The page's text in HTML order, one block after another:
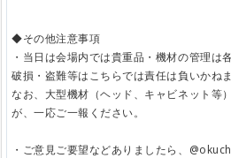
◆その他注意事項
・当日は会場内では貴重品・機材の管理は
破損・盗難等はこちらでは責任は負いかねま
なお、大型機材（ヘッド、キャビネット等
が、一応ご一報ください。
・ご意見ご要望などありましたら、